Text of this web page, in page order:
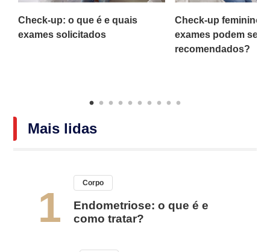
Check-up: o que é e quais
exames solicitados
Check-up feminino:
exames podem ser
recomendados?
Mais lidas
1
Corpo
Endometriose: o que é e
como tratar?